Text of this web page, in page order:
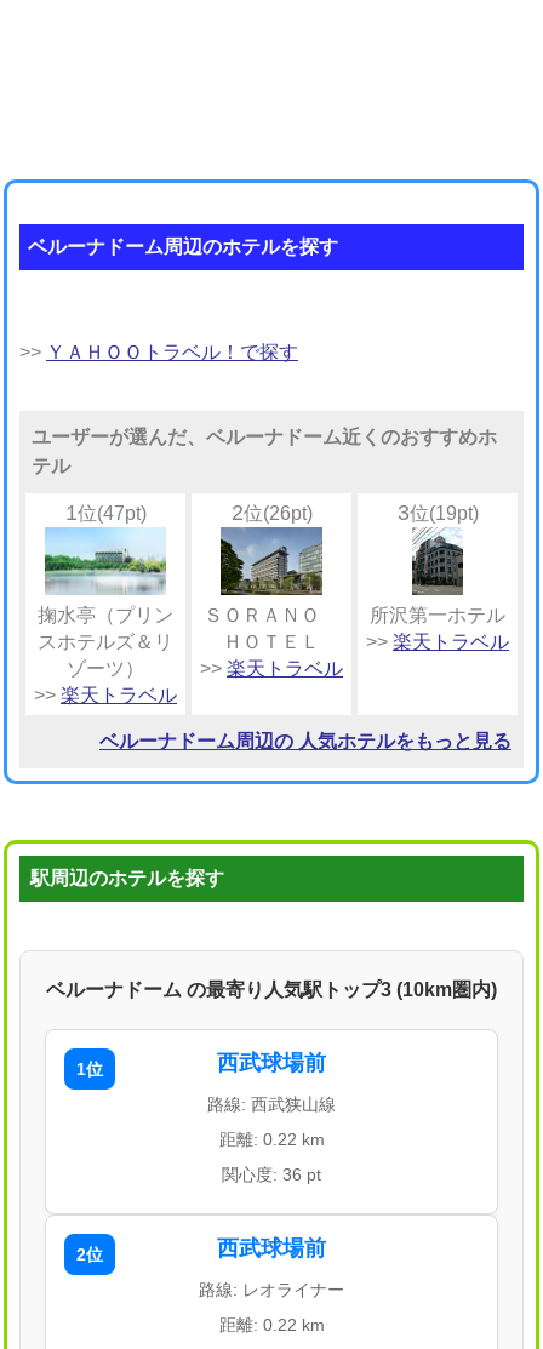
ベルーナドーム周辺のホテルを探す
>> ＹＡＨＯＯトラベル！で探す
ユーザーが選んだ、ベルーナドーム近くのおすすめホ
テル
1位(47pt)
掬水亭（プリン
スホテルズ＆リ
ゾーツ）
>> 楽天トラベル
2位(26pt)
ＳＯＲＡＮＯ
ＨＯＴＥＬ
>> 楽天トラベル
3位(19pt)
所沢第一ホテル
>> 楽天トラベル
ベルーナドーム周辺の 人気ホテルをもっと見る
駅周辺のホテルを探す
ベルーナドーム の最寄り人気駅トップ3 (10km圏内)
1位 西武球場前
路線: 西武狭山線
距離: 0.22 km
関心度: 36 pt
2位 西武球場前
路線: レオライナー
距離: 0.22 km